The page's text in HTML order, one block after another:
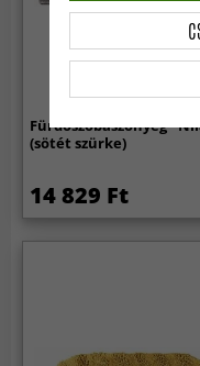
Fürdőszobaszőnyeg -
(sötét szürke)
14 829 Ft